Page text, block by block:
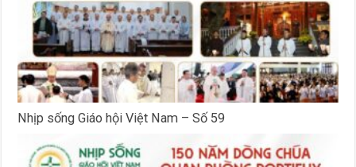
Nhịp sống Giáo hội Việt Nam – Số 59